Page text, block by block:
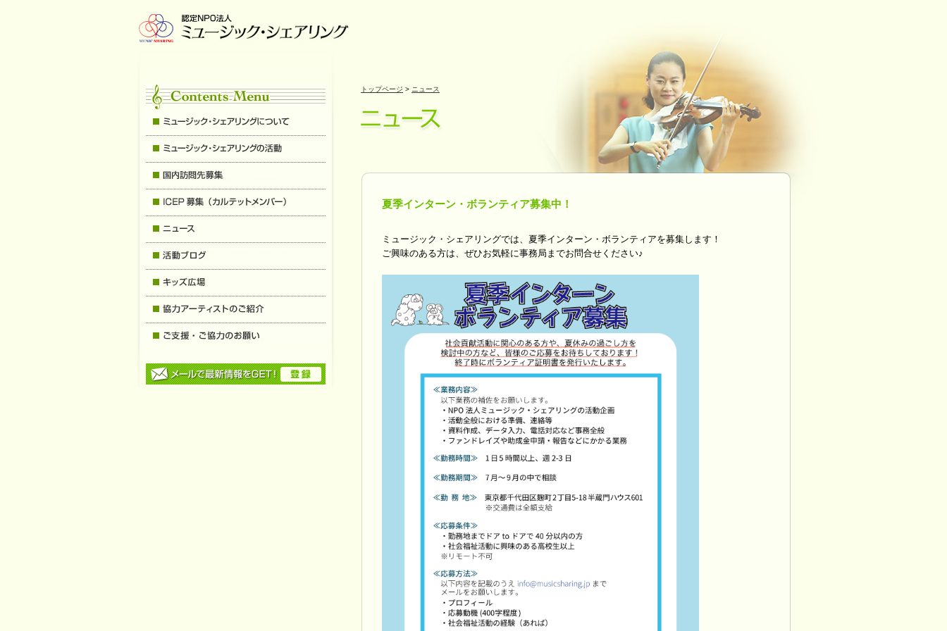
トップページ > ニュース
夏季インターン・ボランティア募集中！
ミュージック・シェアリングでは、夏季インターン・ボランティアを募集します！
ご興味のある方は、ぜひお気軽に事務局までお問合せください♪